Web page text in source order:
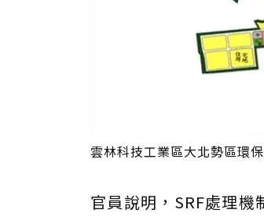
雲林科技工業區大北勢區環
官員說明，SRF處理